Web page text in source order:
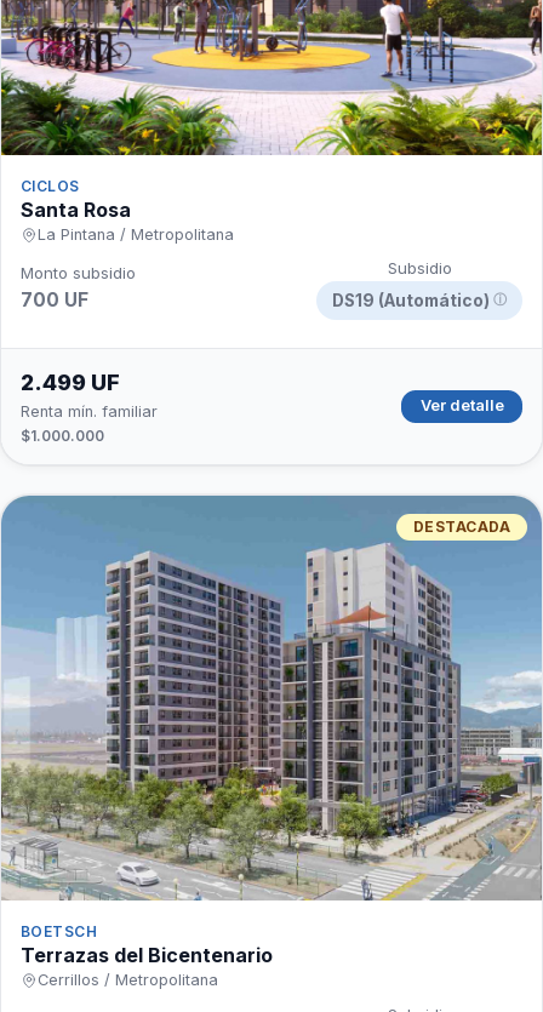
CICLOS
Santa Rosa
La Pintana / Metropolitana
Monto subsidio
700 UF
Subsidio
DS19 (Automático) ⓘ
2.499 UF
Renta mín. familiar
$1.000.000
Ver detalle
DESTACADA
BOETSCH
Terrazas del Bicentenario
Cerrillos / Metropolitana